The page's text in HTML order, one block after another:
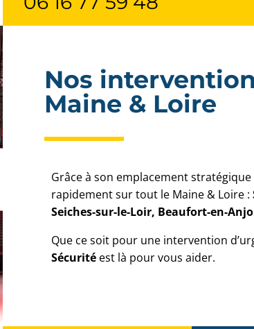
Nos
Maine & Loire
Grâce à son emplacement stratégique
rapidement sur tout le Maine & Loire :
Seiches-sur-le-Loir, Beaufort-en-
Que ce soit pour une intervention
Sécurité est là pour vous aider.